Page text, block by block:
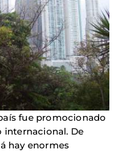
fue promocionado
internacional. De
hay enormes